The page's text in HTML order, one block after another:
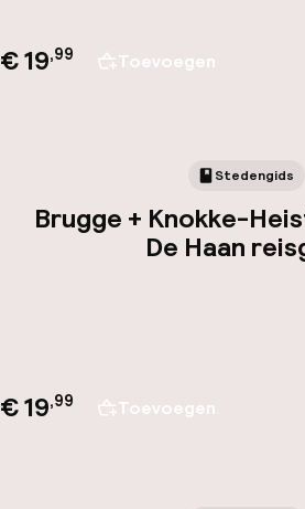
€ 19,99 Toevoegen
Stedengids
Brugge + Knokke-
De Haan
€ 19,99 Toevoegen